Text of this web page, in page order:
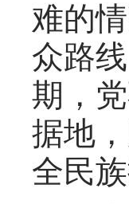
难的
众路
期，
据地
全民